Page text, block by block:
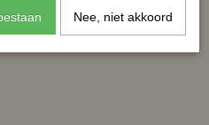
Nee, niet akkoord